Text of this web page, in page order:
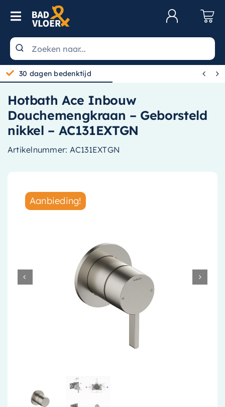
Skip to content
Toggle Navigation
Wastafels
Toiletten
Spiegels
Kranen
Douche
Radiatoren
Installatiemateriaal
Klimaatbeheersing
30 dagen bedenktijd  
Hotbath Ace Inbouw
Douchemengkraan – Geborsteld
nikkel – AC131EXTGN
Artikelnummer: AC131EXTGN
Aanbieding!